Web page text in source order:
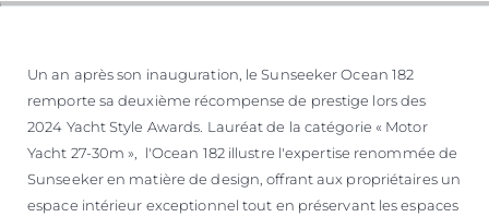
ESTIMEZ VOTRE BATEAU
Un an après son inauguration, le Sunseeker Ocean 182
remporte sa deuxième récompense de prestige lors des
2024 Yacht Style Awards. Lauréat de la catégorie « Motor
Yacht 27-30m », l'Ocean 182 illustre l'expertise renommée de
Sunseeker en matière de design, offrant aux propriétaires un
espace intérieur exceptionnel tout en préservant les espaces